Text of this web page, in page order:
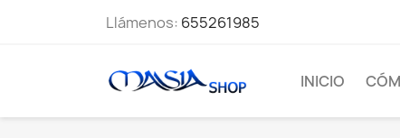
Llámenos: 655261985
INICIO